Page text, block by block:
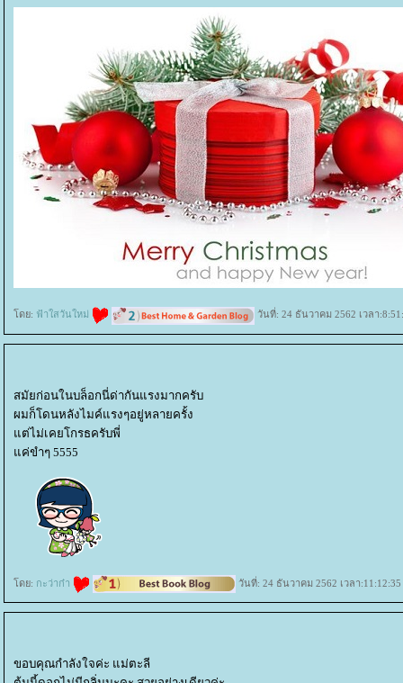
ดย: ฟ้าใสวันใหม่ วันที่: 24 ธันวาคม 2562 เวลา
สมัยก่อนในบล็อกนี่ด่ากันแรงมากครับ
ผมก็โดนหลังไมค์แรงๆอยู่หลายครั้ง
ต่ไม่เคยโกรธครับพี่
ค่ขำๆ 5555
ดย: กะว่าก๋า วันที่: 24 ธันวาคม 2562 เวลา
ขอบคุณกำลังใจค่ะ แม่ตะลี